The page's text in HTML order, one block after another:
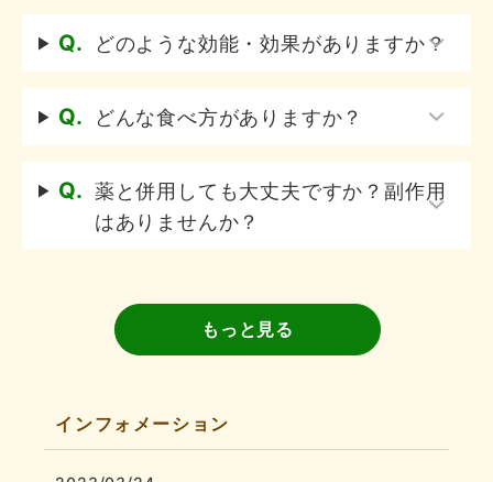
Q. どのような効能・効果がありますか？
Q. どんな食べ方がありますか？
Q. 薬と併用しても大丈夫ですか？副作用
はありませんか？
もっと見る
インフォメーション